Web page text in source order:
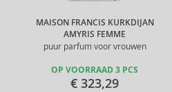
MAISON FRANCIS KURKDIJAN
AMYRIS FEMME
puur parfum voor vrouwen
OP VOORRAAD 3 PCS
€ 323,29